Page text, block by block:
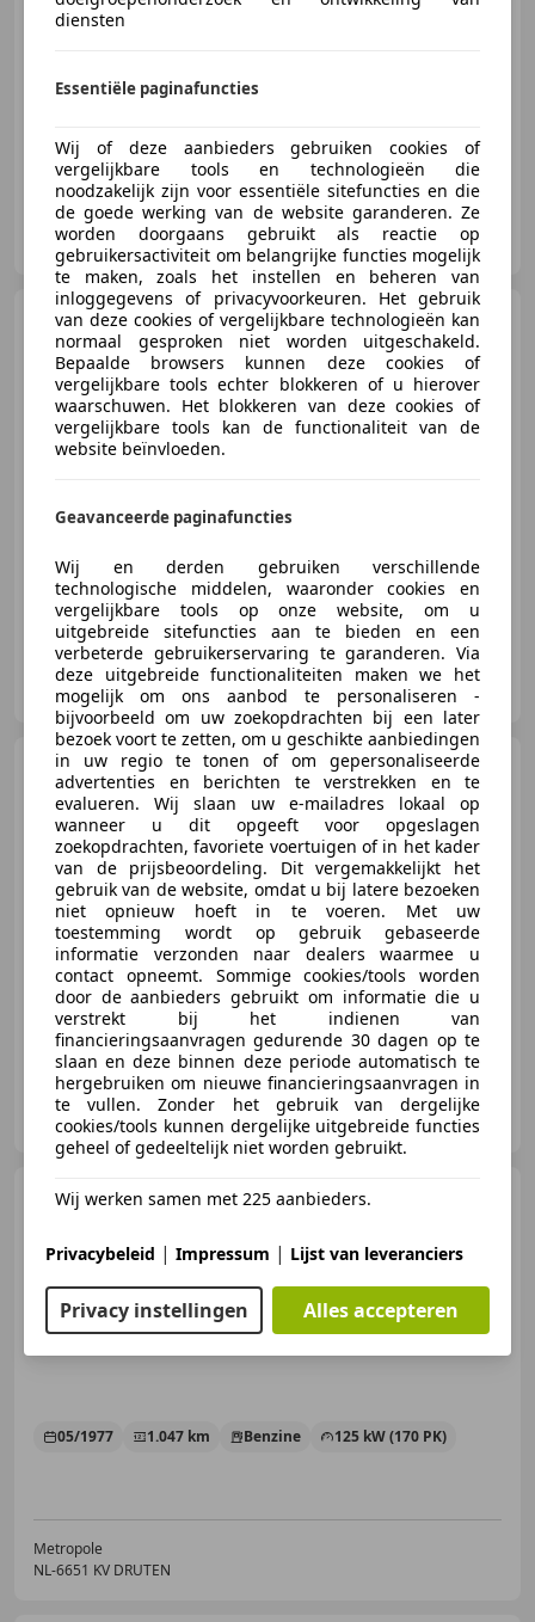
€ 34.800
Metropole
NL-6651 KV DRUTEN
BMW 200202-serie Touring
05/1973 61.349 km Benzine 88 kW (120 PK)
Heijnen Cars & Classics
NL-4879 NM ETTEN-LEUR
BMW 20022-Deurs Coach
€ 60.000
01/1975 39.515 km Benzine 72 kW (98 PK)
Lux Storage
NL-7609 RE ALMELO
BMW 2002
€ 125.000
05/1977 1.047 km Benzine 125 kW (170 PK)
Metropole
NL-6651 KV DRUTEN
diensten
Essentiële paginafuncties
Wij of deze aanbieders gebruiken cookies of
vergelijkbare tools en technologieën die
noodzakelijk zijn voor essentiële sitefuncties en die
de goede werking van de website garanderen. Ze
worden doorgaans gebruikt als reactie op
gebruikersactiviteit om belangrijke functies mogelijk
te maken, zoals het instellen en beheren van
inloggegevens of privacyvoorkeuren. Het gebruik
van deze cookies of vergelijkbare technologieën kan
normaal gesproken niet worden uitgeschakeld.
Bepaalde browsers kunnen deze cookies of
vergelijkbare tools echter blokkeren of u hierover
waarschuwen. Het blokkeren van deze cookies of
vergelijkbare tools kan de functionaliteit van de
website beïnvloeden.
Geavanceerde paginafuncties
Wij en derden gebruiken verschillende
technologische middelen, waaronder cookies en
vergelijkbare tools op onze website, om u
uitgebreide sitefuncties aan te bieden en een
verbeterde gebruikerservaring te garanderen. Via
deze uitgebreide functionaliteiten maken we het
mogelijk om ons aanbod te personaliseren -
bijvoorbeeld om uw zoekopdrachten bij een later
bezoek voort te zetten, om u geschikte aanbiedingen
in uw regio te tonen of om gepersonaliseerde
advertenties en berichten te verstrekken en te
evalueren. Wij slaan uw e-mailadres lokaal op
wanneer u dit opgeeft voor opgeslagen
zoekopdrachten, favoriete voertuigen of in het kader
van de prijsbeoordeling. Dit vergemakkelijkt het
gebruik van de website, omdat u bij latere bezoeken
niet opnieuw hoeft in te voeren. Met uw
toestemming wordt op gebruik gebaseerde
informatie verzonden naar dealers waarmee u
contact opneemt. Sommige cookies/tools worden
door de aanbieders gebruikt om informatie die u
verstrekt bij het indienen van
financieringsaanvragen gedurende 30 dagen op te
slaan en deze binnen deze periode automatisch te
hergebruiken om nieuwe financieringsaanvragen in
te vullen. Zonder het gebruik van dergelijke
cookies/tools kunnen dergelijke uitgebreide functies
geheel of gedeeltelijk niet worden gebruikt.
Wij werken samen met 225 aanbieders.
Privacybeleid | Impressum | Lijst van leveranciers
Privacy instellingen Alles accepteren